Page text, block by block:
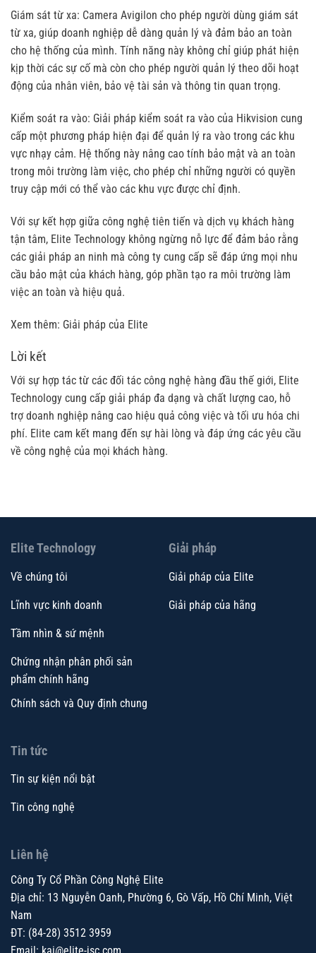
Giám sát từ xa: Camera Avigilon cho phép người dùng giám sát
từ xa, giúp doanh nghiệp dễ dàng quản lý và đảm bảo an toàn
cho hệ thống của mình. Tính năng này không chỉ giúp phát hiện
kịp thời các sự cố mà còn cho phép người quản lý theo dõi hoạt
động của nhân viên, bảo vệ tài sản và thông tin quan trọng.
Kiểm soát ra vào: Giải pháp kiểm soát ra vào của Hikvision cung
cấp một phương pháp hiện đại để quản lý ra vào trong các khu
vực nhạy cảm. Hệ thống này nâng cao tính bảo mật và an toàn
trong môi trường làm việc, cho phép chỉ những người có quyền
truy cập mới có thể vào các khu vực được chỉ định.
Với sự kết hợp giữa công nghệ tiên tiến và dịch vụ khách hàng
tận tâm, Elite Technology không ngừng nỗ lực để đảm bảo rằng
các giải pháp an ninh mà công ty cung cấp sẽ đáp ứng mọi nhu
cầu bảo mật của khách hàng, góp phần tạo ra môi trường làm
việc an toàn và hiệu quả.
Xem thêm: Giải pháp của Elite
Lời kết
Với sự hợp tác từ các đối tác công nghệ hàng đầu thế giới, Elite
Technology cung cấp giải pháp đa dạng và chất lượng cao, hỗ
trợ doanh nghiệp nâng cao hiệu quả công việc và tối ưu hóa chi
phí. Elite cam kết mang đến sự hài lòng và đáp ứng các yêu cầu
về công nghệ của mọi khách hàng.
Elite Technology
Về chúng tôi
Lĩnh vực kinh doanh
Tầm nhìn & sứ mệnh
Chứng nhận phân phối sản
phẩm chính hãng
Chính sách và Quy định chung
Giải pháp
Giải pháp của Elite
Giải pháp của hãng
Tin tức
Tin sự kiện nổi bật
Tin công nghệ
Liên hệ
Công Ty Cổ Phần Công Nghệ Elite
Địa chỉ: 13 Nguyễn Oanh, Phường 6, Gò Vấp, Hồ Chí Minh, Việt
Nam
ĐT: (84-28) 3512 3959
Email: kai@elite-jsc.com